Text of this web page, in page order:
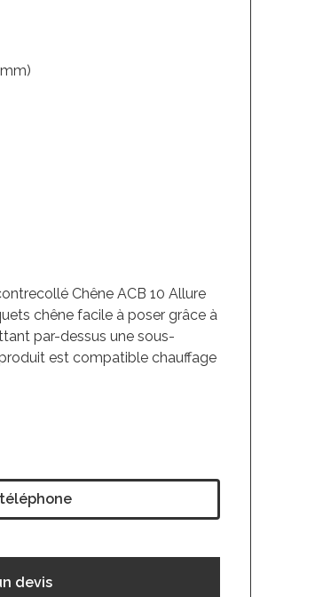
Chêne ACB 10 Allure
chêne facile à poser grâce à
par-dessus une sous-
est compatible chauffage
devis